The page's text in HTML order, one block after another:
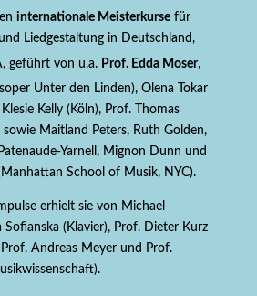
internationale Meisterkursefür
Liedgestaltung in Deutschland,
geführt von u.a. Prof. Edda Moser,
Unter den Linden), Olena Tokar
Kelly (Köln), Prof. Thomas
Maitland Peters, Ruth Golden,
Yarnell, Mignon Dunn und
School of Musik, NYC).
erhielt sie von Michael
(Klavier), Prof. Dieter Kurz
Andreas Meyer und Prof.